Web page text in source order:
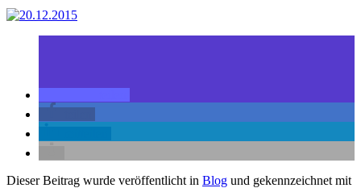
Dieser Beitrag wurde veröffentlicht in Blog und gekennzeichnet mit